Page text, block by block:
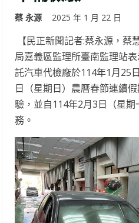
蔡 永源 2025 年 1 月 22 日
【民正新聞記者:蔡永源，
局嘉義區監理所臺南監理站
託汽車代檢廠於114年1月25
日（星期日）農曆春節連續
驗，並自114年2月3日（星
務。